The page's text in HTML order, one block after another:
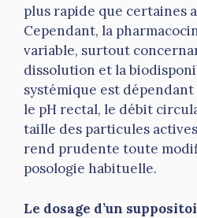
plus rapide que certaines
Cependant, la
variable, surtout
dissolution et la
systémique est
le pH rectal, le débit
taille des particules
rend prudente toute
posologie habituelle.
Le dosage d’un